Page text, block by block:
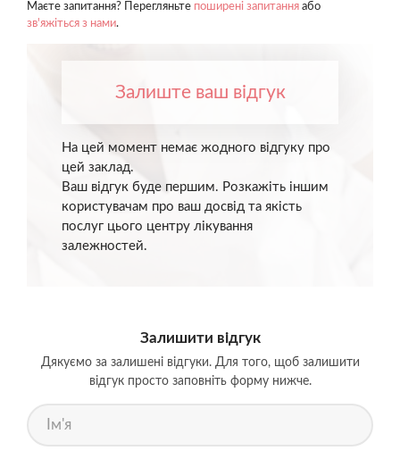
Маєте запитання? Перегляньте поширені запитання або
зв'яжіться з нами.
Залиште ваш відгук
На цей момент немає жодного відгуку про
цей заклад.
Ваш відгук буде першим. Розкажіть іншим
користувачам про ваш досвід та якість
послуг цього центру лікування
залежностей.
Залишити відгук
Дякуємо за залишені відгуки. Для того, щоб залишити
відгук просто заповніть форму нижче.